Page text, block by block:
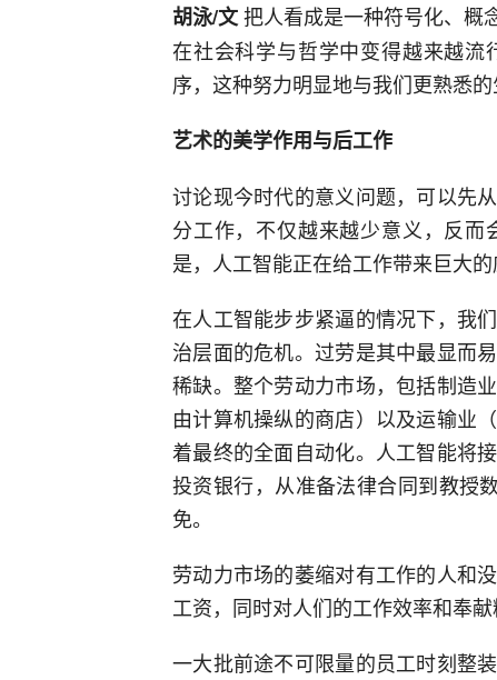
胡泳/文把人看成是一种符号化、概
在社会科学与哲学中变得越来越
序，这种努力明显地与我们更熟悉
艺术的美学作用与后工作
讨论现今时代的意义问题，可以先
分工作，不仅越来越少意义，反
是，人工智能正在给工作带来巨大的
在人工智能步步紧逼的情况下，我
治层面的危机。过劳是其中最显而
稀缺。整个劳动力市场，包括制造
由计算机操纵的商店）以及运输业
着最终的全面自动化。人工智能将
投资银行，从准备法律合同到教授
免。
劳动力市场的萎缩对有工作的人和
工资，同时对人们的工作效率和奉
一大批前途不可限量的员工时刻整